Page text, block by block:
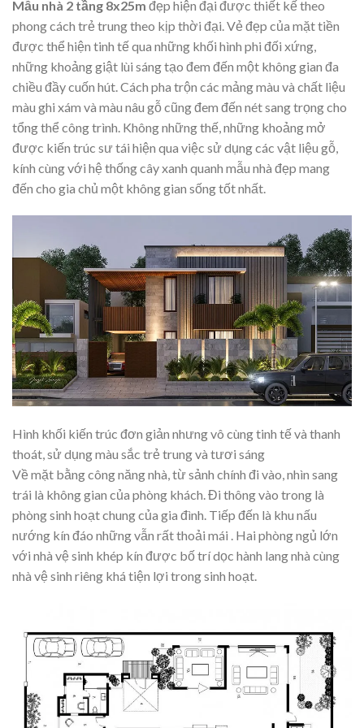
Mẫu nhà 2 tầng 8x25m đẹp hiện đại được thiết kế theo
phong cách trẻ trung theo kịp thời đại. Vẻ đẹp của mặt tiền
được thể hiện tinh tế qua những khối hình phi đối xứng,
những khoảng giật lùi sáng tạo đem đến một không gian đa
chiều đầy cuốn hút. Cách pha trộn các mảng màu và chất liệu
màu ghi xám và màu nâu gỗ cũng đem đến nét sang trọng cho
tổng thể công trình. Không những thế, những khoảng mở
được kiến trúc sư tái hiện qua việc sử dụng các vật liệu gỗ,
kính cùng với hệ thống cây xanh quanh mẫu nhà đẹp mang
đến cho gia chủ một không gian sống tốt nhất.
Hình khối kiến trúc đơn giản nhưng vô cùng tinh tế và thanh
thoát, sử dụng màu sắc trẻ trung và tươi sáng
Về mặt bằng công năng nhà, từ sảnh chính đi vào, nhìn sang
trái là không gian của phòng khách. Đi thông vào trong là
phòng sinh hoạt chung của gia đình. Tiếp đến là khu nấu
nướng kín đáo những vẫn rất thoải mái . Hai phòng ngủ lớn
với nhà vệ sinh khép kín được bố trí dọc hành lang nhà cùng
nhà vệ sinh riêng khá tiện lợi trong sinh hoạt.